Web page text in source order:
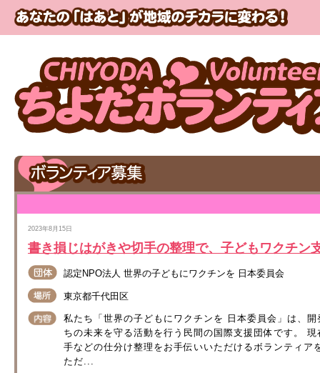
2023年8月15日
書き損じはがきや切手の整理で、子どもワクチン
認定NPO法人 世界の子どもにワクチンを 日本委員会
東京都千代田区
私たち「世界の子どもにワクチンを 日本委員会」は、
ちの未来を守る活動を行う民間の国際支援団体です。
手などの仕分け整理をお手伝いいただけるボランティ
ただ...